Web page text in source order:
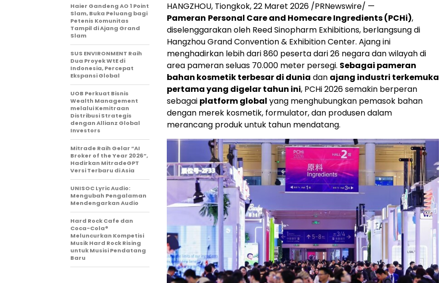
HANGZHOU, Tiongkok, 22 Maret 2026 /PRNewswire/ —
Pameran Personal Care and Homecare Ingredients (PCHi),
diselenggarakan oleh Reed Sinopharm Exhibitions, berlangsung di
Hangzhou Grand Convention & Exhibition Center. Ajang ini
menghadirkan lebih dari 860 peserta dari 26 negara dan wilayah di
area pameran seluas 70.000 meter persegi. Sebagai pameran
bahan kosmetik terbesar di dunia dan ajang industri terkemuka
pertama yang digelar tahun ini, PCHi 2026 semakin berperan
sebagai platform global yang menghubungkan pemasok bahan
dengan merek kosmetik, formulator, dan produsen dalam
merancang produk untuk tahun mendatang.
Haier Gandeng AO 1 Point
Slam, Buka Peluang bagi
Petenis Komunitas
Tampil di Ajang Grand
Slam
SUS ENVIRONMENT Raih
Dua Proyek WtE di
Indonesia, Percepat
Ekspansi Global
UOB Perkuat Bisnis
Wealth Management
melalui Kemitraan
Distribusi Strategis
dengan Allianz Global
Investors
Mitrade Raih Gelar “AI
Broker of the Year 2026”,
Hadirkan MitradeGPT
Versi Terbaru di Asia
UNISOC Lyric Audio:
Mengubah Pengalaman
Mendengarkan Audio
Hard Rock Cafe dan
Coca-Cola®
Meluncurkan Kompetisi
Musik Hard Rock Rising
untuk Musisi Pendatang
Baru